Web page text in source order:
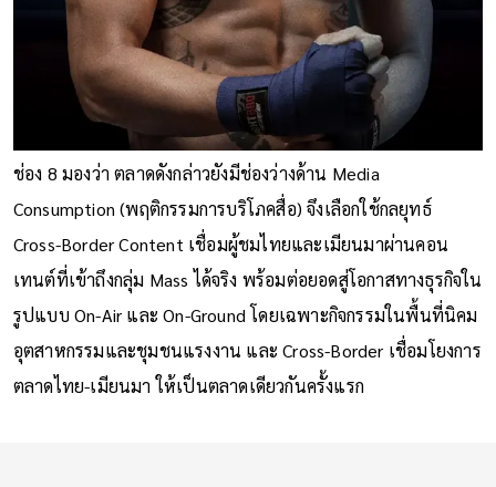
ช่อง 8 มองว่า ตลาดดังกล่าวยังมีช่องว่างด้าน Media
Consumption (พฤติกรรมการบริโภคสื่อ) จึงเลือกใช้กลยุทธ์
Cross-Border Content เชื่อมผู้ชมไทยและเมียนมาผ่านคอน
เทนต์ที่เข้าถึงกลุ่ม Mass ได้จริง พร้อมต่อยอดสู่โอกาสทางธุรกิจใน
รูปแบบ On-Air และ On-Ground โดยเฉพาะกิจกรรมในพื้นที่นิคม
อุตสาหกรรมและชุมชนแรงงาน และ Cross-Border เชื่อมโยงการ
ตลาดไทย-เมียนมา ให้เป็นตลาดเดียวกันครั้งแรก